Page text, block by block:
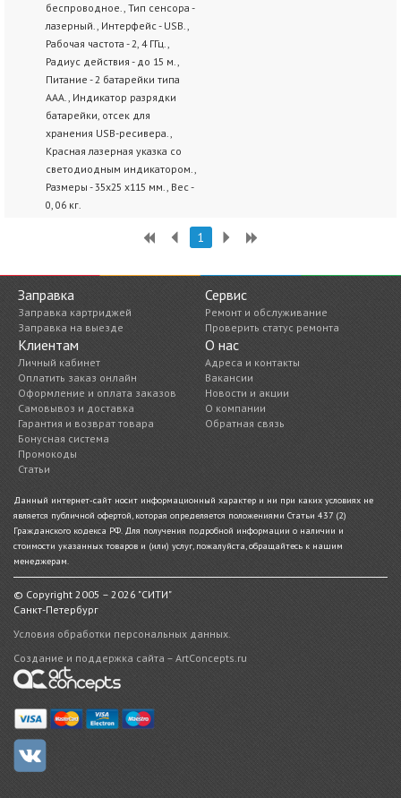
беспроводное., Тип сенсора -
лазерный., Интерфейс - USB.,
Рабочая частота - 2, 4 ГГц.,
Радиус действия - до 15 м.,
Питание - 2 батарейки типа
ААА., Индикатор разрядки
батарейки, отсек для
хранения USB-ресивера.,
Красная лазерная указка со
светодиодным индикатором.,
Размеры - 35x25 x115 мм., Вес -
0, 06 кг.
1
Заправка
Заправка картриджей
Заправка на выезде
Сервис
Ремонт и обслуживание
Проверить статус ремонта
Клиентам
Личный кабинет
Оплатить заказ онлайн
Оформление и оплата заказов
Самовывоз и доставка
Гарантия и возврат товара
Бонусная система
Промокоды
Статьи
О нас
Адреса и контакты
Вакансии
Новости и акции
О компании
Обратная связь
Данный интернет-сайт носит информационный характер и ни при каких условиях не
является публичной офертой, которая определяется положениями Статьи 437 (2)
Гражданского кодекса РФ. Для получения подробной информации о наличии и
стоимости указанных товаров и (или) услуг, пожалуйста, обращайтесь к нашим
менеджерам.
© Copyright 2005 – 2026 "СИТИ"
Санкт-Петербург
Условия обработки персональных данных.
Создание и поддержка сайта – ArtConcepts.ru